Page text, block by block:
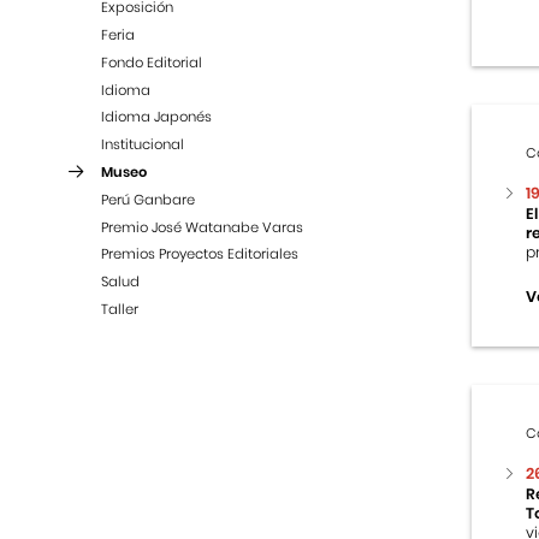
Exposición
Feria
Fondo Editorial
Idioma
Idioma Japonés
Institucional
Museo
Perú Ganbare
Premio José Watanabe Varas
Premios Proyectos Editoriales
Salud
Taller